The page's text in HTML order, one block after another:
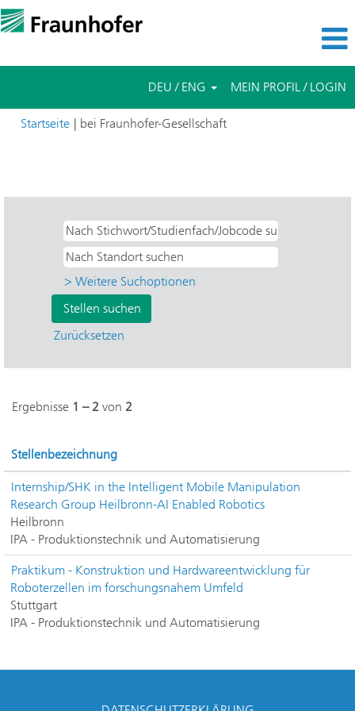
DEU / ENG MEIN PROFIL / LOGIN
Startseite | bei Fraunhofer-Gesellschaft(aktuelle
> Weitere Suchoptionen
Zurücksetzen
Ergebnisse 1 – 2 von 2
Stellenbezeichnung
Internship/SHK in the Intelligent Mobile Manipulation
Research Group Heilbronn-AI Enabled Robotics
Heilbronn
IPA - Produktionstechnik und Automatisierung
Praktikum - Konstruktion und Hardwareentwicklung für
Roboterzellen im forschungsnahem Umfeld
Stuttgart
IPA - Produktionstechnik und Automatisierung